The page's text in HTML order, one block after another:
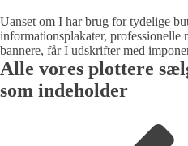
Uanset om I har brug for tydelige
informationsplakater, professionelle
bannere, får I udskrifter med
Alle vores plottere
som indeholder